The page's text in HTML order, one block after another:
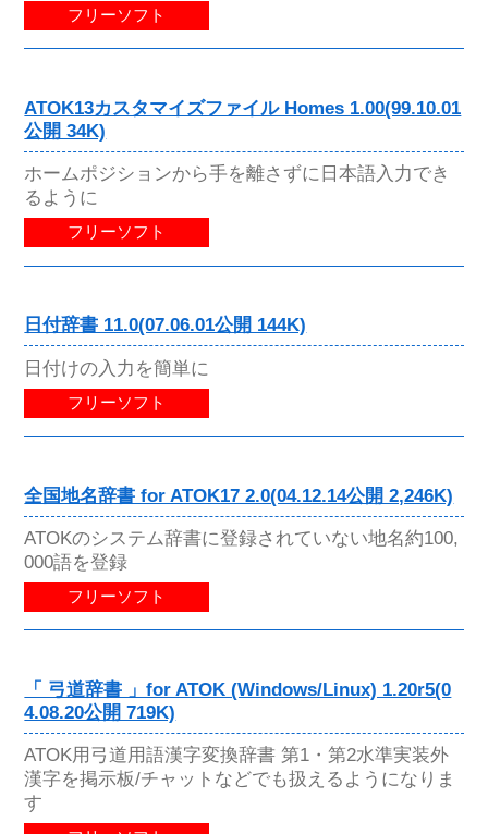
フリーソフト
ATOK13カスタマイズファイル Homes 1.00(99.10.01
公開 34K)
ホームポジションから手を離さずに日本語入力でき
るように
フリーソフト
日付辞書 11.0(07.06.01公開 144K)
日付けの入力を簡単に
フリーソフト
全国地名辞書 for ATOK17 2.0(04.12.14公開 2,246K)
ATOKのシステム辞書に登録されていない地名約100,
000語を登録
フリーソフト
「 弓道辞書 」for ATOK (Windows/Linux) 1.20r5(0
4.08.20公開 719K)
ATOK用弓道用語漢字変換辞書 第1・第2水準実装外
漢字を掲示板/チャットなどでも扱えるようになりま
す